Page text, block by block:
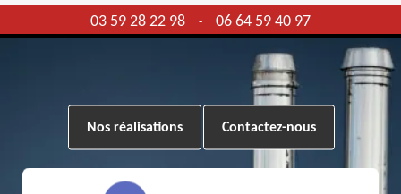
03 59 28 22 98 - 06 64 59 40 97
Nos réalisations Contactez-nous